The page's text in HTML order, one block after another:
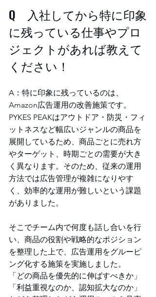
Q　入社してから特に印象
に残っている仕事やプロ
ジェクトがあれば教えて
ください！
A： 特に印象に残っているのは、
Amazon広告運用の改善施策です。
PYKES PEAKはアウトドア・防災・フィ
ットネスなど幅広いジャンルの商品を
展開しているため、商品ごとに売れ方
やターゲット、時期ごとの需要が大き
く異なります。そのため、従来の運用
方法では広告管理が複雑になりやす
く、効率的な運用が難しいという課題
がありました。
そこでチーム内で何度も話し合いを行
い、商品の役割や戦略的なポジション
を整理した上で、広告運用をグルーピ
ング化する施策を実施しました。
「どの商品を優先的に伸ばすべきか」
「利益重視なのか、認知拡大なのか」